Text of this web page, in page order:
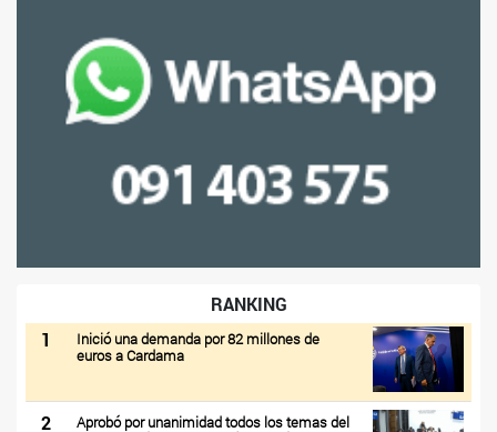
RANKING
1
Inició una demanda por 82 millones de
euros a Cardama
2
Aprobó por unanimidad todos los temas del